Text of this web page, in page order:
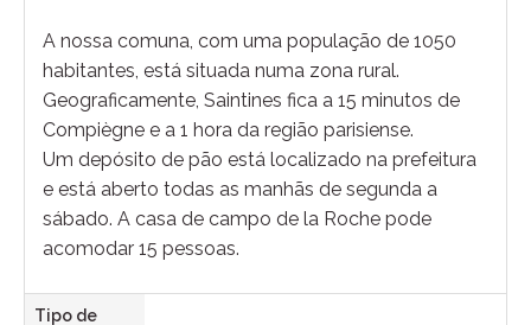
A nossa comuna, com uma população de 1050
habitantes, está situada numa zona rural.
Geograficamente, Saintines fica a 15 minutos de
Compiègne e a 1 hora da região parisiense.
Um depósito de pão está localizado na prefeitura
e está aberto todas as manhãs de segunda a
sábado. A casa de campo de la Roche pode
acomodar 15 pessoas.
Tipo de